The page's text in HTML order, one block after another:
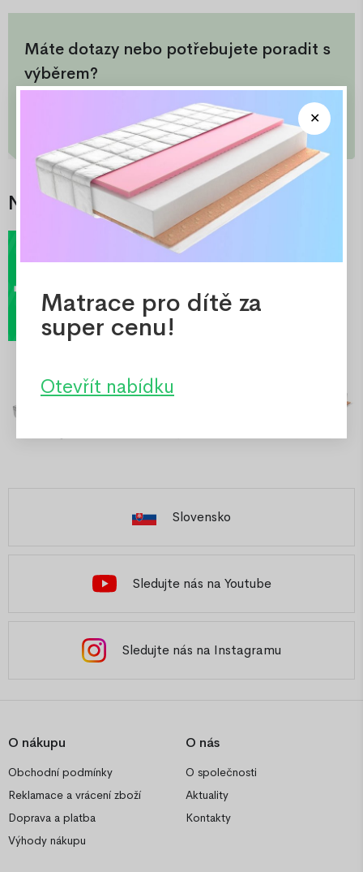
Matrace pro dítě za
super cenu!
Otevřít nabídku
Máte dotazy nebo potřebujete poradit s
výběrem?
info@ozeo.cz
Nejlepší nabídky
Slovensko
Sledujte nás na Youtube
Sledujte nás na Instagramu
O nákupu
Obchodní podmínky
Reklamace a vrácení zboží
Doprava a platba
Výhody nákupu
O nás
O společnosti
Aktuality
Kontakty